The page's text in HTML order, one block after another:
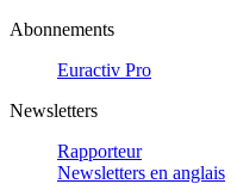
Abonnements
Euractiv Pro
Newsletters
Rapporteur
Newsletters en anglais